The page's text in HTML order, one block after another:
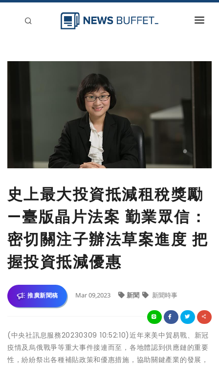
史上最大投資抵減租稅獎勵
—臺版晶片法案 勤業眾信：
密切關注子辦法草案進度 把
握投資抵減優惠
推廣新聞稿 Mar 09,2023 新聞 新聞時事
(中央社訊息服務20230309 10:52:10)近年來美中貿易戰、新冠
疫情及烏俄戰爭等重大事件接連而至，各地體認到供應鏈的重要
性，紛紛祭出各種補貼政策和優惠措施，協助關鍵產業的發展，